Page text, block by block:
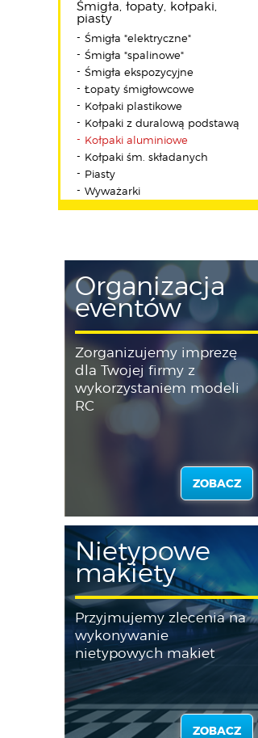
Śmigła, łopaty, kołpaki,
piasty
Śmigła "elektryczne"
Śmigła "spalinowe"
Śmigła ekspozycyjne
Łopaty śmigłowcowe
Kołpaki plastikowe
Kołpaki z duralową podstawą
Kołpaki aluminiowe
Kołpaki śm. składanych
Piasty
Wyważarki
Organizacja
eventów
Zorganizujemy imprezę
dla Twojej firmy z
wykorzystaniem modeli
RC
ZOBACZ
Nietypowe
makiety
Przyjmujemy zlecenia na
wykonywanie
nietypowych makiet
ZOBACZ